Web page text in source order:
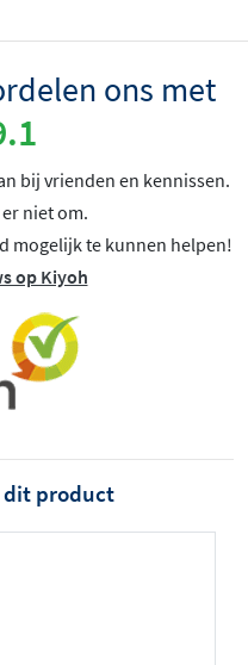
ons met
bij vrienden en kennissen.
niet om.
mogelijk te kunnen helpen!
op Kiyoh
dit product